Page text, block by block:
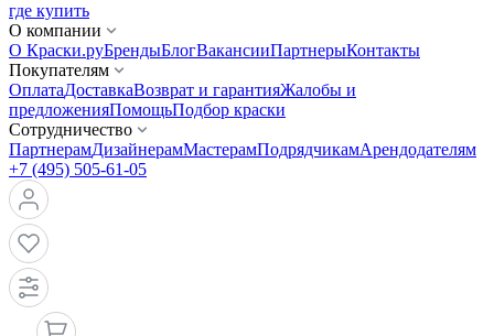
где купить
О компании
О Краски.руБрендыБлогВакансииПартнерыКонтакты
Покупателям
ОплатаДоставкаВозврат и гарантияЖалобы и
предложенияПомощьПодбор краски
Сотрудничество
ПартнерамДизайнерамМастерамПодрядчикамАрендодателям
+7 (495) 505-61-05